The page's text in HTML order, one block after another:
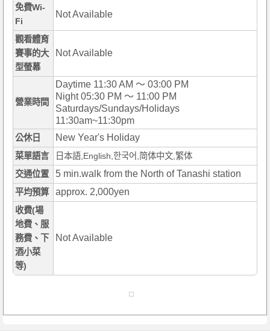
免費Wi-
Fi
Not Available
觀看體育
賽事的大
型螢幕
Not Available
營業時間
Daytime 11:30 AM ～ 03:00 PM
Night 05:30 PM ～ 11:00 PM
Saturdays/Sundays/Holidays
11:30am~11:30pm
公休日 New Year's Holiday
菜單語言
日本語,English,한국어,简体中文,繁体
交通位置
5 min.walk from the North of Tanashi station
平均預算 approx. 2,000yen
收費(場
地費、服
務費、下
酒小菜
等)
Not Available